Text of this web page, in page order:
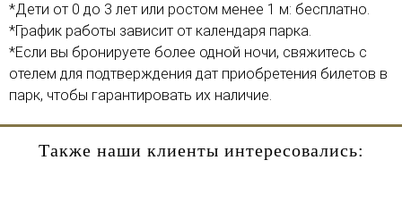
*Дети от 0 до 3 лет или ростом менее 1 м: бесплатно.
*График работы зависит от календаря парка.
*Если вы бронируете более одной ночи, свяжитесь с
отелем для подтверждения дат приобретения билетов в
парк, чтобы гарантировать их наличие.
Также наши клиенты интересовались: